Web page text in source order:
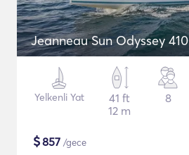
Jeanneau Sun Odyssey 410
Yelkenli Yat
41 ft
12 m
8
$857 /gece